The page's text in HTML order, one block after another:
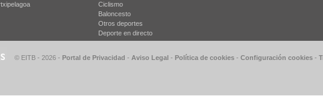
Ciclismo
Baloncesto
Otros deportes
Deporte en directo
© EITB - 2026 - Portal de Privacidad - Aviso Legal - Política de cookies - Configuración cookies -